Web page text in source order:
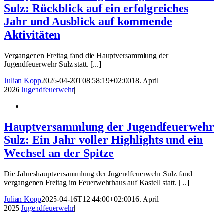
Sulz: Rückblick auf ein erfolgreiches
Jahr und Ausblick auf kommende
Aktivitäten
Vergangenen Freitag fand die Hauptversammlung der
Jugendfeuerwehr Sulz statt. [...]
Julian Kopp2026-04-20T08:58:19+02:0018. April
2026|Jugendfeuerwehr|
Hauptversammlung der Jugendfeuerwehr
Sulz: Ein Jahr voller Highlights und ein
Wechsel an der Spitze
Die Jahreshauptversammlung der Jugendfeuerwehr Sulz fand
vergangenen Freitag im Feuerwehrhaus auf Kastell statt. [...]
Julian Kopp2025-04-16T12:44:00+02:0016. April
2025|Jugendfeuerwehr|